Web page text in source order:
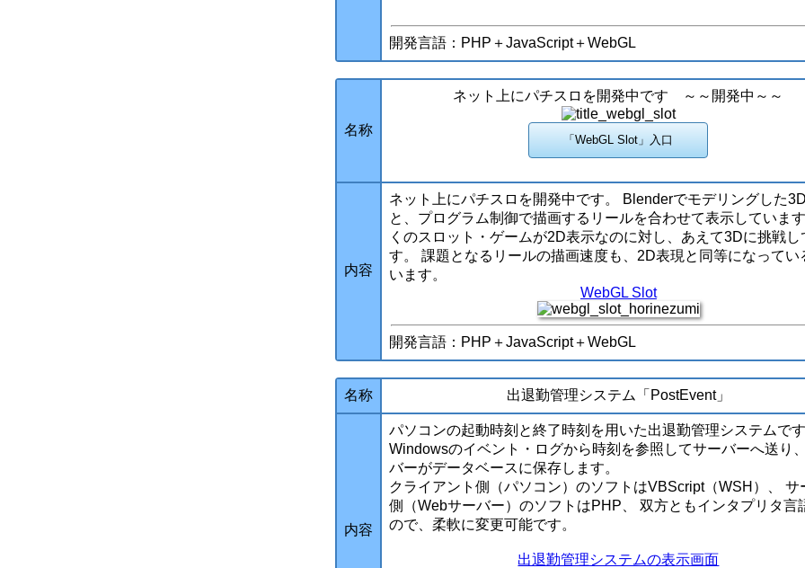
開発言語：PHP＋JavaScript＋WebGL
名称
ネット上にパチスロを開発中です ～～開発中～～
内容
ネット上にパチスロを開発中です。 Blenderでモデリングした
と、プログラム制御で描画するリールを合わせて表示していま
くのスロット・ゲームが2D表示なのに対し、あえて3Dに挑戦し
す。 課題となるリールの描画速度も、2D表現と同等になってい
います。
WebGL Slot
開発言語：PHP＋JavaScript＋WebGL
名称 出退勤管理システム「PostEvent」
内容
パソコンの起動時刻と終了時刻を用いた出退勤管理システムです
Windowsのイベント・ログから時刻を参照してサーバーへ送り
バーがデータベースに保存します。
クライアント側（パソコン）のソフトはVBScript（WSH）、 サ
側（Webサーバー）のソフトはPHP、 双方ともインタプリタ言
ので、柔軟に変更可能です。
出退勤管理システムの表示画面